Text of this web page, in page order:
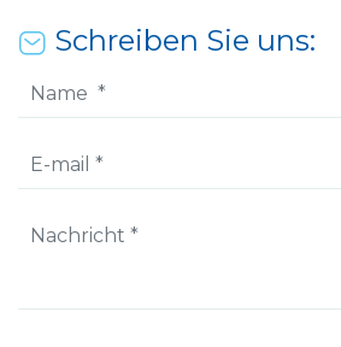
Schreiben Sie uns: